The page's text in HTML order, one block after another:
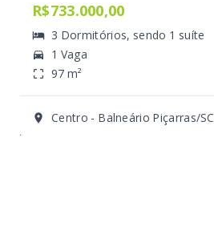
R$733.000,00
3 Dormitórios, sendo 1 suíte
1 Vaga
97 m²
Centro - Balneário Piçarras/SC